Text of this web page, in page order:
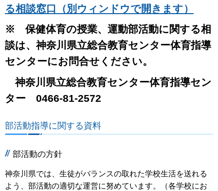
る相談窓口（別ウィンドウで開きます）
※ 保健体育の授業、運動部活動に関する相
談は、神奈川県立総合教育センター体育指導
センターにお問合せください。
神奈川県立総合教育センター体育指導セン
ター 0466-81-2572
部活動指導に関する資料
部活動の方針
神奈川県では、生徒がバランスの取れた学校生活を送れる
よう、部活動の適切な運営に努めています。（各学校にお